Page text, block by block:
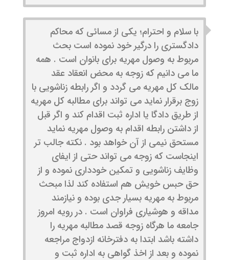
با سلام و احترام؛ یکی از مسائی که محاکم
دادگستری را درگیر خود نموده است بحث
مربوط به وصول مهریه برای بانوان است . همه
ما می دانیم که زوجه به محض انعقاد عقد
مالک کل مهریه می گردد و اگر رابطه زناشویی با
زوج برقرار نماید می تواند برای مطالبه کل مهریه
از طریق دادگا یا اداره ثبت اقدام کند و اگر قبل
از داشتن رابطه اقدام به وصول مهریه نماید
مستحق نیمی از آن خواهد بود . نکته جالب تر
اینجاست که زوجه می تواند حتی از ایفای
وظایف زناشویی و تمکین خودداری نموده و از
حق حبس خویش هم استفاده کند لذا مبحث
مربوط به مهریه بسیار جدی بوده و نیازمند
مداقه و هوشیاری فراوان است . در رویه امروز
جامعه ما هرگاه زوجه قصد مطالبه مهریه را
داشته باشد ابتدا به دفترخانه ازدواج مراجعه
نموده و بعد از اخذ گواهی به اداره ثبت و